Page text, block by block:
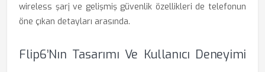
wireless şarj ve gelişmiş güvenlik özellikleri de telefonun
öne çıkan detayları arasında.
Flip6’nın Tasarımı Ve Kullanıcı Deneyimi